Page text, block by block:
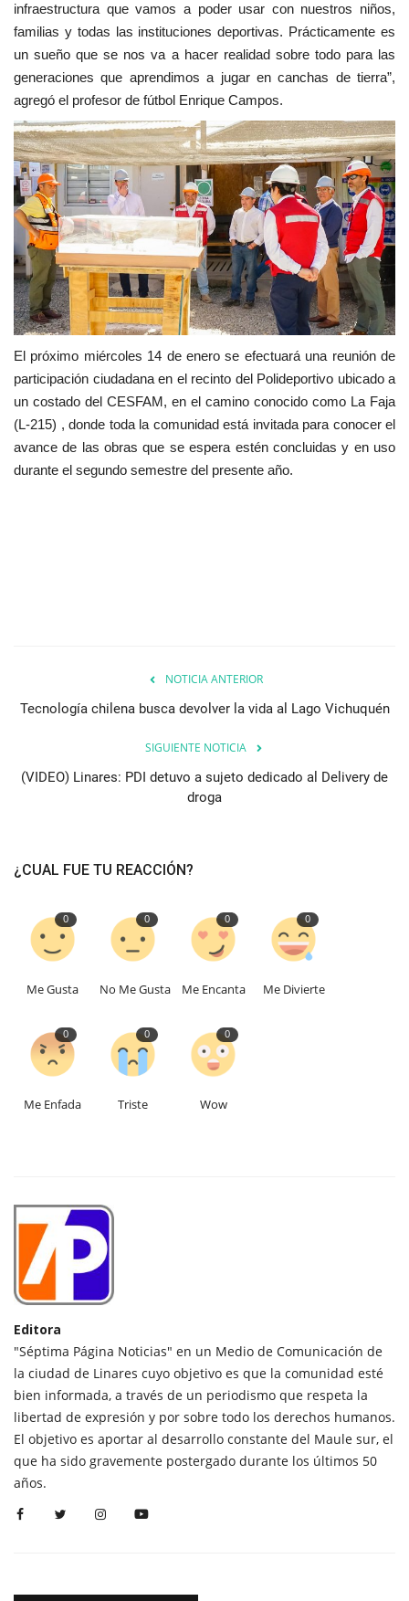
infraestructura que vamos a poder usar con nuestros niños,
familias y todas las instituciones deportivas. Prácticamente es
un sueño que se nos va a hacer realidad sobre todo para las
generaciones que aprendimos a jugar en canchas de tierra”,
agregó el profesor de fútbol Enrique Campos.
El próximo miércoles 14 de enero se efectuará una reunión de
participación ciudadana en el recinto del Polideportivo ubicado a
un costado del CESFAM, en el camino conocido como La Faja
(L-215) , donde toda la comunidad está invitada para conocer el
avance de las obras que se espera estén concluidas y en uso
durante el segundo semestre del presente año.
NOTICIA ANTERIOR
Tecnología chilena busca devolver la vida al Lago Vichuquén
SIGUIENTE NOTICIA
(VIDEO) Linares: PDI detuvo a sujeto dedicado al Delivery de
droga
¿CUAL FUE TU REACCIÓN?
0
Me Gusta
0
No Me Gusta
0
Me Encanta
0
Me Divierte
0
Me Enfada
0
Triste
0
Wow
Editora
"Séptima Página Noticias" en un Medio de Comunicación de
la ciudad de Linares cuyo objetivo es que la comunidad esté
bien informada, a través de un periodismo que respeta la
libertad de expresión y por sobre todo los derechos humanos.
El objetivo es aportar al desarrollo constante del Maule sur, el
que ha sido gravemente postergado durante los últimos 50
años.